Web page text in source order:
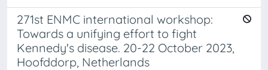
271st ENMC international workshop:
Towards a unifying effort to fight
Kennedy's disease. 20-22 October 2023,
Hoofddorp, Netherlands